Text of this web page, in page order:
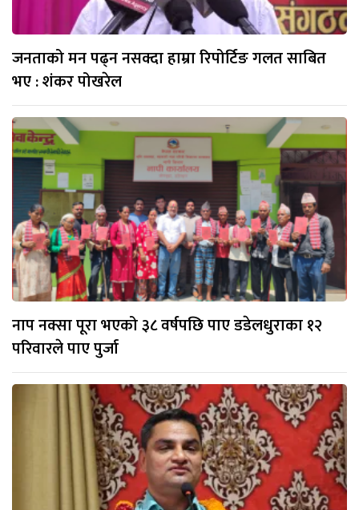
जनताको मन पढ्न नसक्दा हाम्रा रिपोर्टिङ गलत साबित
भए : शंकर पोखरेल
नाप नक्सा पूरा भएको ३८ वर्षपछि पाए डडेलधुराका १२
परिवारले पाए पुर्जा